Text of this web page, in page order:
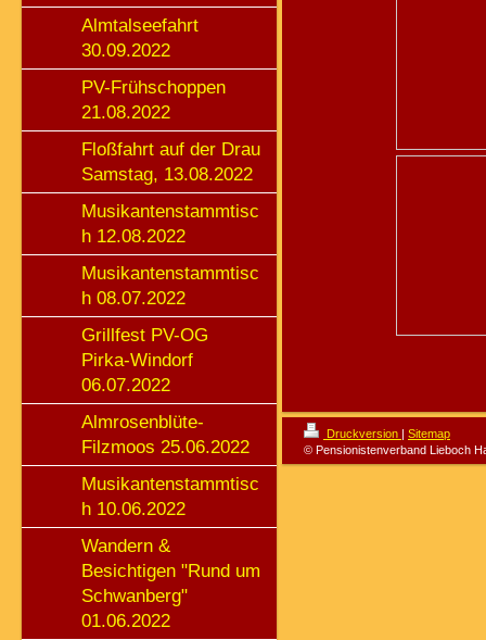
Almtalseefahrt
30.09.2022
PV-Frühschoppen
21.08.2022
Floßfahrt auf der Drau
Samstag, 13.08.2022
Musikantenstammtisc
h 12.08.2022
Musikantenstammtisc
h 08.07.2022
Grillfest PV-OG
Pirka-Windorf
06.07.2022
Almrosenblüte-
Filzmoos 25.06.2022
Musikantenstammtisc
h 10.06.2022
Wandern &
Besichtigen "Rund um
Schwanberg"
01.06.2022
Druckversion | Sitemap
© Pensionistenverband Lieboch